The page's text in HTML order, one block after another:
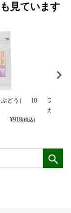
見ています
ぶどう） 10
¥918(税込)
フルー
カット